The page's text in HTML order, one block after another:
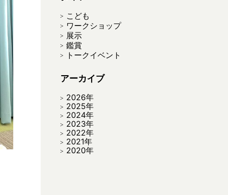
こども
ワークショップ
展示
鑑賞
トークイベント
アーカイブ
2026年
2025年
2024年
2023年
2022年
2021年
2020年